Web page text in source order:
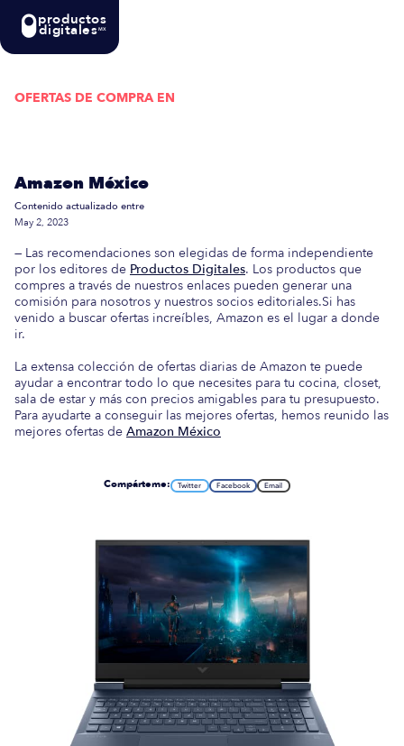
productos
digitalesMX
OFERTAS DE COMPRA EN
Amazon México
Contenido actualizado entre
May 2, 2023
— Las recomendaciones son elegidas de forma independiente
por los editores de Productos Digitales. Los productos que
compres a través de nuestros enlaces pueden generar una
comisión para nosotros y nuestros socios editoriales.Si has
venido a buscar ofertas increíbles, Amazon es el lugar a donde
ir.
La extensa colección de ofertas diarias de Amazon te puede
ayudar a encontrar todo lo que necesites para tu cocina, closet,
sala de estar y más con precios amigables para tu presupuesto.
Para ayudarte a conseguir las mejores ofertas, hemos reunido las
mejores ofertas de Amazon México
Compárteme: Twitter Facebook Email